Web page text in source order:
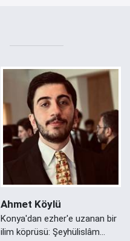
Ahmet Köylü
Konya'dan ezher'e uzanan bir
ilim köprüsü: Şeyhülislâm